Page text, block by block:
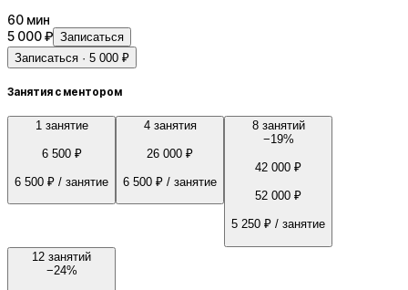
60 мин
5 000 ₽ Записаться
Записаться · 5 000 ₽
Занятия с ментором
1 занятие
6 500 ₽
6 500 ₽ / занятие
4 занятия
26 000 ₽
6 500 ₽ / занятие
8 занятий
−19%
42 000 ₽
52 000 ₽
5 250 ₽ / занятие
12 занятий
−24%